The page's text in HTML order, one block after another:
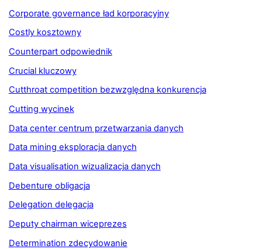
Corporate governance ład korporacyjny
Costly kosztowny
Counterpart odpowiednik
Crucial kluczowy
Cutthroat competition bezwzględna konkurencja
Cutting wycinek
Data center centrum przetwarzania danych
Data mining eksploracja danych
Data visualisation wizualizacja danych
Debenture obligacja
Delegation delegacja
Deputy chairman wiceprezes
Determination zdecydowanie